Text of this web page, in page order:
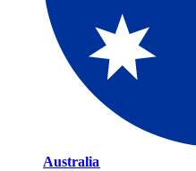
Australia​​